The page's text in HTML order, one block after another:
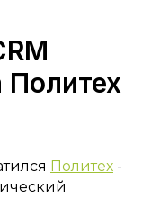
Политех
Политех -